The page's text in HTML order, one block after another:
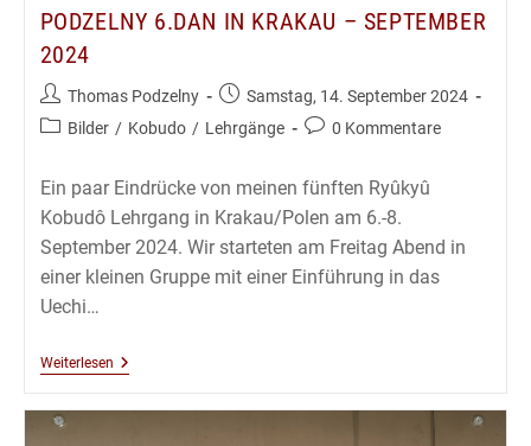
PODZELNY 6.DAN IN KRAKAU – SEPTEMBER
2024
Beitrags-
Autor:
Thomas Podzelny
Beitrag
veröffentlicht:
Samstag, 14. September 2024
Beitrags-
Bilder / Kobudo / Lehrgänge
Beitrags-
0 Kommentare
Ein paar Eindrücke von meinen fünften Ryûkyû
Kobudô Lehrgang in Krakau/Polen am 6.-8.
September 2024. Wir starteten am Freitag Abend in
einer kleinen Gruppe mit einer Einführung in das
Uechi…
WeiterlesenKobudô